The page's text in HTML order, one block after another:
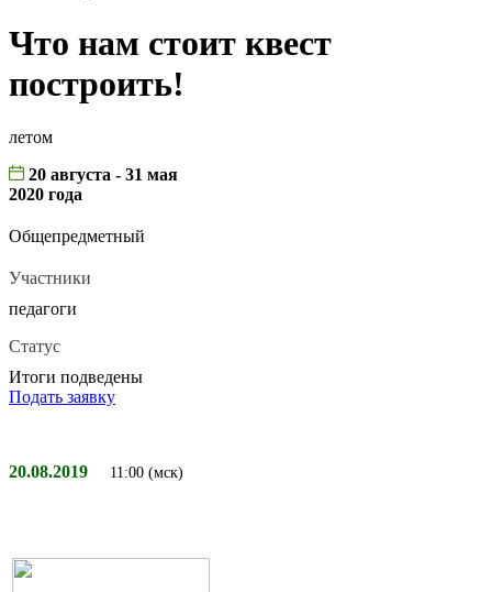
Что нам стоит квест
построить!
летом
20 августа - 31 мая
2020 года
Общепредметный
Участники
педагоги
Статус
Итоги подведены
Подать заявку
20.08.2019 11:00 (мск)